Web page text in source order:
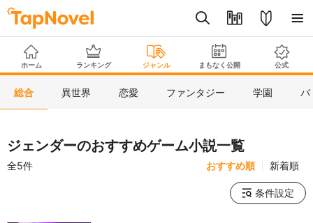
ホーム ランキング ジャンル まもなく公開 公式
総合 異世界 恋愛 ファンタジー 学園 バ
ジェンダーのおすすめゲーム小説一覧
全5件 おすすめ順 新着順
条件設定